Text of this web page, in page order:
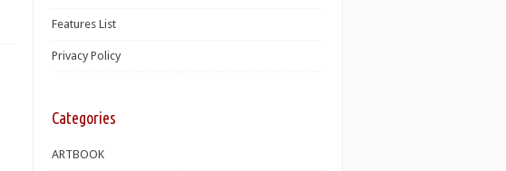
Features List
Privacy Policy
Categories
ARTBOOK